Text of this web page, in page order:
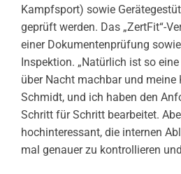
Kampfsport) sowie
geprüft werden. Das „ZertFit“-
einer Dokumentenprüfung
Inspektion. „Natürlich ist so
über Nacht machbar und meine
Schmidt, und ich haben den
Schritt für Schritt bearbeitet.
hochinteressant, die internen
mal genauer zu kontrollieren